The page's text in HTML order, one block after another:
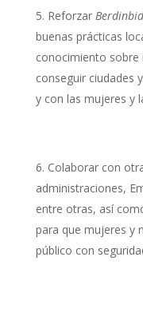
Reforzar
buenas prácticas
conocimiento sobre
conseguir ciudades
y con las mujeres y
Colaborar con
administraciones,
entre otras, así
para que mujeres y
público con